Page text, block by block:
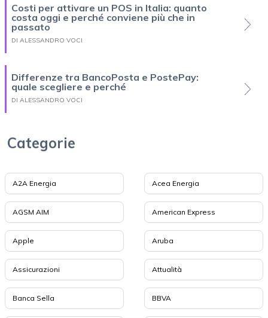
Costi per attivare un POS in Italia: quanto
costa oggi e perché conviene più che in
passato
DI ALESSANDRO VOCI
Differenze tra BancoPosta e PostePay:
quale scegliere e perché
DI ALESSANDRO VOCI
Categorie
A2A Energia Acea Energia
AGSM AIM American Express
Apple Aruba
Assicurazioni Attualità
Banca Sella BBVA